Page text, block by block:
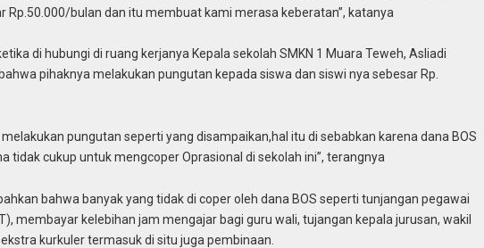
Rp.50.000/bulan dan itu membuat kami merasa keberatan”, katanya
di hubungi di ruang kerjanya Kepala sekolah SMKN 1 Muara Teweh, Asliadi
pihaknya melakukan pungutan kepada siswa dan siswi nya sebesar Rp.
pungutan seperti yang disampaikan,hal itu di sebabkan karena dana BOS
tidak cukup untuk mengcoper Oprasional di sekolah ini”, terangnya
bahwa banyak yang tidak di coper oleh dana BOS seperti tunjangan pegawai
membayar kelebihan jam mengajar bagi guru wali, tujangan kepala jurusan, wakil
kurkuler termasuk di situ juga pembinaan.